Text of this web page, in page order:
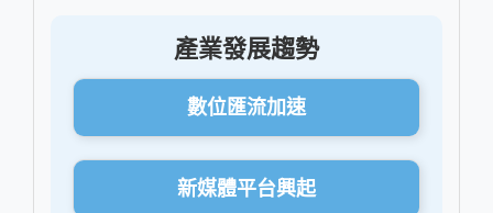
產業發展趨勢
數位匯流加速
新媒體平台興起